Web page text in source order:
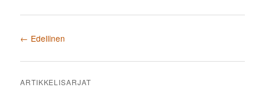
Artikkelien selaus
← Edellinen
ARTIKKELISARJAT